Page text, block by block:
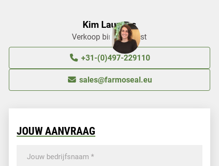
Kim Lauwers
Verkoop binnendienst
+31-(0)497-229110
sales@farmoseal.eu
JOUW AANVRAAG